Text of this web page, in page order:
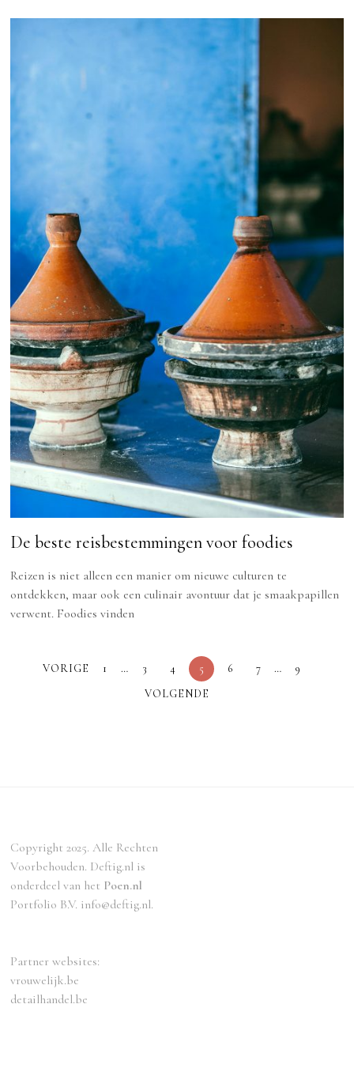
De beste reisbestemmingen voor foodies
Reizen is niet alleen een manier om nieuwe culturen te
ontdekken, maar ook een culinair avontuur dat je smaakpapillen
verwent. Foodies vinden
VORIGE 1 … 3 4 5 6 7 …
9
VOLGENDE
Copyright 2025. Alle Rechten
Voorbehouden. Deftig.nl is
onderdeel van het Poen.nl
Portfolio B.V. info@deftig.nl.
Partner websites:
vrouwelijk.be
detailhandel.be